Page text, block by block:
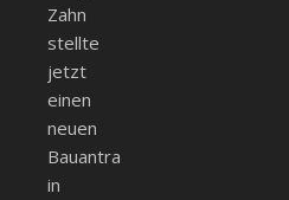
Zahn
stellte
jetzt
einen
neuen
Bauantrag,
in